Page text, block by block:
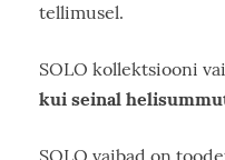
tellimusel.
SOLO kollektsiooni
kui seinal